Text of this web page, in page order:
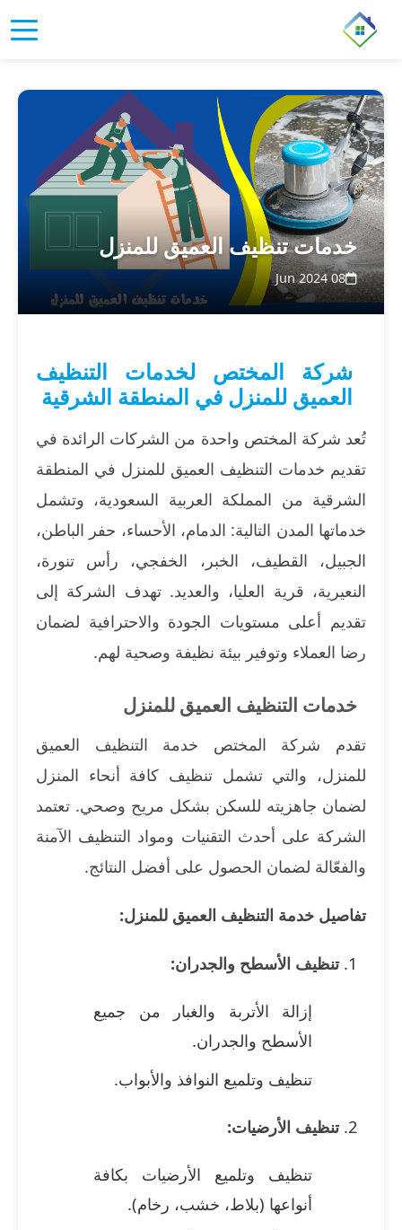
خدمات تنظيف العميق للمنزل
08 Jun 2024
شركة المختص لخدمات التنظيف
العميق للمنزل في المنطقة الشرقية
تُعد شركة المختص واحدة من الشركات الرائدة في
تقديم خدمات التنظيف العميق للمنزل في المنطقة
الشرقية من المملكة العربية السعودية، وتشمل
خدماتها المدن التالية: الدمام، الأحساء، حفر الباطن،
الجبيل، القطيف، الخبر، الخفجي، رأس تنورة،
النعيرية، قرية العليا، والعديد. تهدف الشركة إلى
تقديم أعلى مستويات الجودة والاحترافية لضمان
رضا العملاء وتوفير بيئة نظيفة وصحية لهم.
خدمات التنظيف العميق للمنزل
تقدم شركة المختص خدمة التنظيف العميق
للمنزل، والتي تشمل تنظيف كافة أنحاء المنزل
لضمان جاهزيته للسكن بشكل مريح وصحي. تعتمد
الشركة على أحدث التقنيات ومواد التنظيف الآمنة
والفعّالة لضمان الحصول على أفضل النتائج.
تفاصيل خدمة التنظيف العميق للمنزل:
تنظيف الأسطح والجدران:
إزالة الأتربة والغبار من جميع
الأسطح والجدران.
تنظيف وتلميع النوافذ والأبواب.
تنظيف الأرضيات:
تنظيف وتلميع الأرضيات بكافة
أنواعها (بلاط، خشب، رخام).